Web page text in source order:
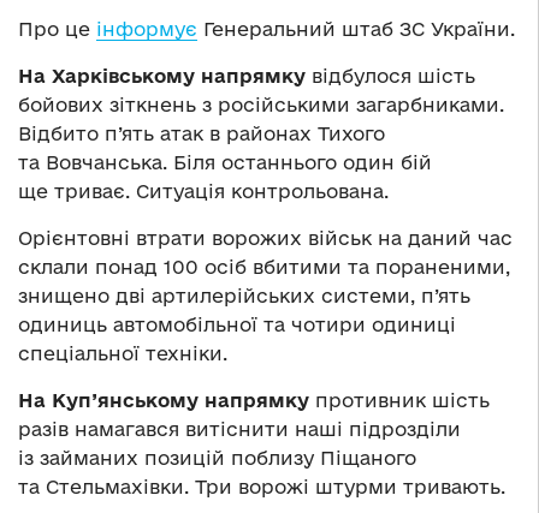
Про це інформує Генеральний штаб ЗС України.
На Харківському напрямку відбулося шість
бойових зіткнень з російськими загарбниками.
Відбито п’ять атак в районах Тихого
та Вовчанська. Біля останнього один бій
ще триває. Ситуація контрольована.
Орієнтовні втрати ворожих військ на даний час
склали понад 100 осіб вбитими та пораненими,
знищено дві артилерійських системи, п’ять
одиниць автомобільної та чотири одиниці
спеціальної техніки.
На Куп’янському напрямку противник шість
разів намагався витіснити наші підрозділи
із займаних позицій поблизу Піщаного
та Стельмахівки. Три ворожі штурми тривають.